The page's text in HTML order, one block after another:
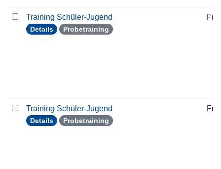
Training Schüler-Jugend
Details Probetraining
Training Schüler-Jugend
Details Probetraining